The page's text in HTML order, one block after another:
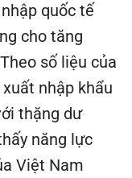
quốc tế
cho tăng
số liệu của
nhập khẩu
thặng dư
năng lực
Việt Nam